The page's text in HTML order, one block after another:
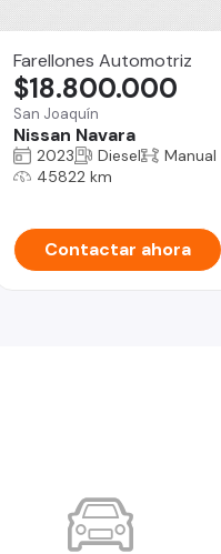
Farellones Automotriz
San Joaquín
Nissan Navara
$18.800.000
2023 Diesel
Manual
45822 km
Contactar ahora